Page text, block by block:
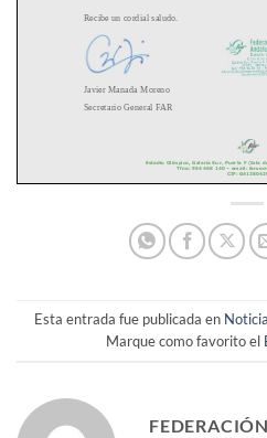
Esta entrada fue publicada en
Marque como favorito el